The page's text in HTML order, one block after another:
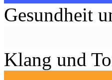
Gesundheit
Klang und